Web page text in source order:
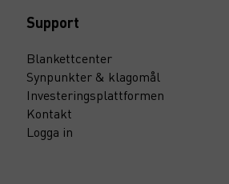
Support
Blankettcenter
Synpunkter & klagomål
Investeringsplattformen
Kontakt
Logga in